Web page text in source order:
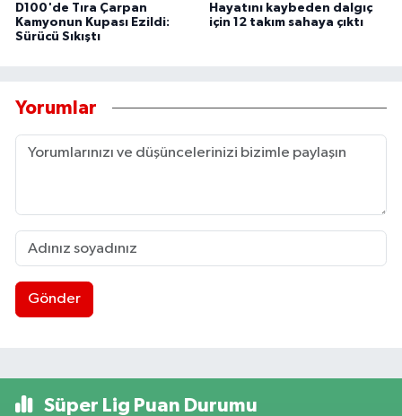
D100'de Tıra Çarpan
Kamyonun Kupası Ezildi:
Sürücü Sıkıştı
Hayatını kaybeden dalgıç
için 12 takım sahaya çıktı
Yorumlar
Gönder
Süper Lig Puan Durumu